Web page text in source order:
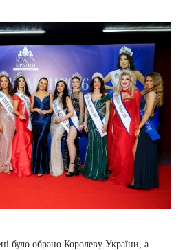
було обрано Королеву України, а